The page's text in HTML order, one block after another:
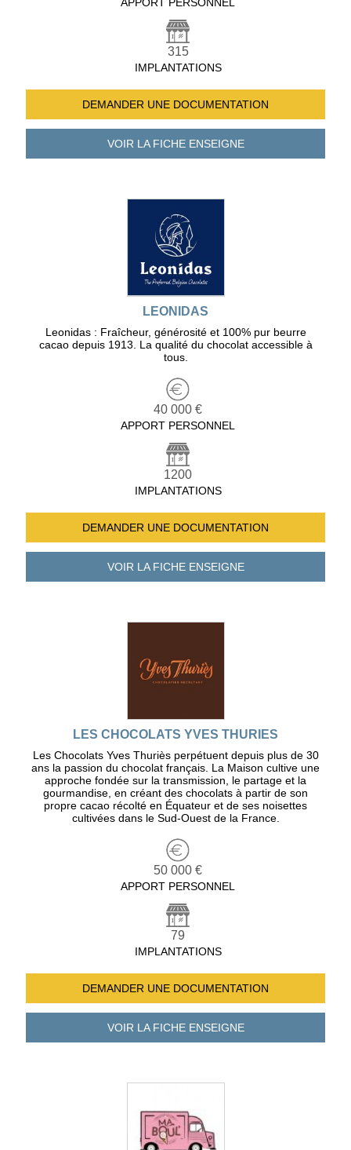
APPORT PERSONNEL
315
IMPLANTATIONS
DEMANDER UNE DOCUMENTATION
VOIR LA FICHEENSEIGNE
LEONIDAS
Leonidas : Fraîcheur, générosité et 100% pur beurre
cacao depuis 1913. La qualité du chocolat accessible à
tous.
40 000 €
APPORT PERSONNEL
1200
IMPLANTATIONS
DEMANDER UNE DOCUMENTATION
VOIR LA FICHEENSEIGNE
LES CHOCOLATS YVES THURIES
Les Chocolats Yves Thuriès perpétuent depuis plus de 30
ans la passion du chocolat français. La Maison cultive une
approche fondée sur la transmission, le partage et la
gourmandise, en créant des chocolats à partir de son
propre cacao récolté en Équateur et de ses noisettes
cultivées dans le Sud-Ouest de la France.
50 000 €
APPORT PERSONNEL
79
IMPLANTATIONS
DEMANDER UNE DOCUMENTATION
VOIR LA FICHEENSEIGNE